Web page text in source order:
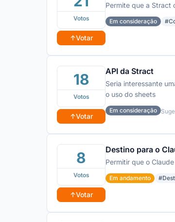
Votos
↑Votar
Permite que a Stract
Em consideração
18
Votos
↑Votar
API da Stract
Seria interessante
o uso do sheets
Em consideração
8
Votos
↑Votar
Destino para o
Permitir que o
Em andamento